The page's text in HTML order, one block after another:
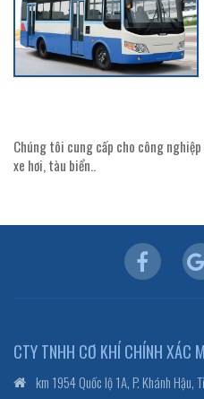
Chúng tôi cung cấp cho công
xe hơi, tàu biển..
CTY TNHH CƠ KHÍ CHÍNH XÁC
km 1954 Quốc lộ 1A, P. Khánh Hậu,